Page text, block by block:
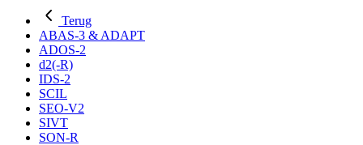
Terug
ABAS-3 & ADAPT
ADOS-2
d2(-R)
IDS-2
SCIL
SEO-V2
SIVT
SON-R